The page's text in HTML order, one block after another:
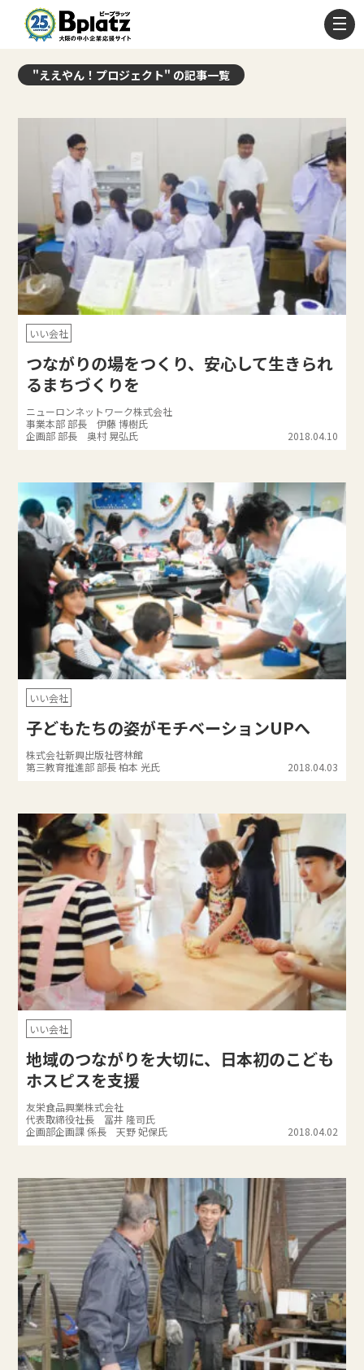
"ええやん！プロジェクト" の記事一覧
いい会社
つながりの場をつくり、安心して生きられ
るまちづくりを
ニューロンネットワーク株式会社
事業本部 部長 伊藤 博樹氏
企画部 部長 奥村 晃弘氏
2018.04.10
いい会社
子どもたちの姿がモチベーションUPへ
株式会社新興出版社啓林館
第三教育推進部 部長 柏本 光氏
2018.04.03
いい会社
地域のつながりを大切に、日本初のこども
ホスピスを支援
友栄食品興業株式会社
代表取締役社長 冨井 隆司氏
企画部企画課 係長 天野 妃保氏
2018.04.02